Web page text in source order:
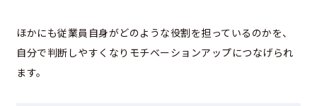
ほかにも従業員自身がどのような役割を担っているのかを、
自分で判断しやすくなりモチベーションアップにつなげられ
ます。